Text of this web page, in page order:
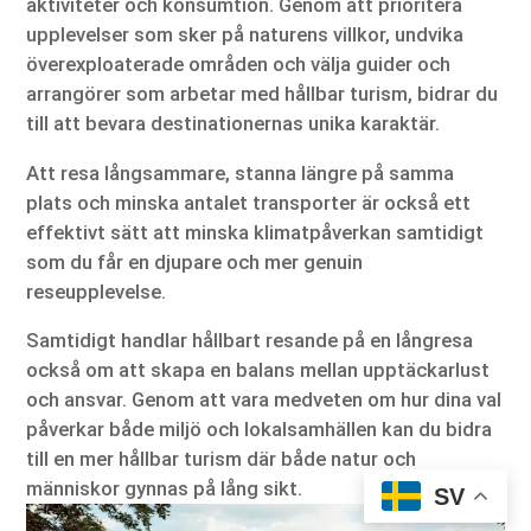
upplevelser som sker på naturens villkor, undvika
överexploaterade områden och välja guider och
arrangörer som arbetar med hållbar turism, bidrar du
till att bevara destinationernas unika karaktär.
Att resa långsammare, stanna längre på samma
plats och minska antalet transporter är också ett
effektivt sätt att minska klimatpåverkan samtidigt
som du får en djupare och mer genuin
reseupplevelse.
Samtidigt handlar hållbart resande på en långresa
också om att skapa en balans mellan upptäckarlust
och ansvar. Genom att vara medveten om hur dina val
påverkar både miljö och lokalsamhällen kan du bidra
till en mer hållbar turism där både natur och
människor gynnas på lång sikt.
SV